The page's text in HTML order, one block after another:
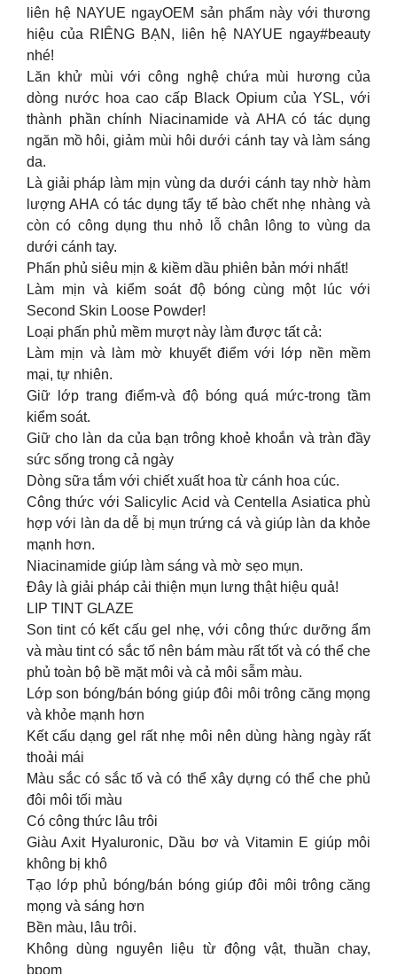
liên hệ NAYUE ngayOEM sản phẩm này với thương
hiệu của RIÊNG BẠN, liên hệ NAYUE ngay#beauty
nhé!
Lăn khử mùi với công nghệ chứa mùi hương của
dòng nước hoa cao cấp Black Opium của YSL, với
thành phần chính Niacinamide và AHA có tác dụng
ngăn mồ hôi, giảm mùi hôi dưới cánh tay và làm sáng
da.
Là giải pháp làm mịn vùng da dưới cánh tay nhờ hàm
lượng AHA có tác dụng tẩy tế bào chết nhẹ nhàng và
còn có công dụng thu nhỏ lỗ chân lông to vùng da
dưới cánh tay.
Phấn phủ siêu mịn & kiềm dầu phiên bản mới nhất!
Làm mịn và kiểm soát độ bóng cùng một lúc với
Second Skin Loose Powder!
Loại phấn phủ mềm mượt này làm được tất cả:
Làm mịn và làm mờ khuyết điểm với lớp nền mềm
mại, tự nhiên.
Giữ lớp trang điểm-và độ bóng quá mức-trong tầm
kiểm soát.
Giữ cho làn da của bạn trông khoẻ khoắn và tràn đầy
sức sống trong cả ngày
Dòng sữa tắm với chiết xuất hoa từ cánh hoa cúc.
Công thức với Salicylic Acid và Centella Asiatica phù
hợp với làn da dễ bị mụn trứng cá và giúp làn da khỏe
mạnh hơn.
Niacinamide giúp làm sáng và mờ sẹo mụn.
Đây là giải pháp cải thiện mụn lưng thật hiệu quả!
LIP TINT GLAZE
Son tint có kết cấu gel nhẹ, với công thức dưỡng ẩm
và màu tint có sắc tố nên bám màu rất tốt và có thể che
phủ toàn bộ bề mặt môi và cả môi sẫm màu.
Lớp son bóng/bán bóng giúp đôi môi trông căng mọng
và khỏe mạnh hơn
Kết cấu dạng gel rất nhẹ môi nên dùng hàng ngày rất
thoải mái
Màu sắc có sắc tố và có thể xây dựng có thể che phủ
đôi môi tối màu
Có công thức lâu trôi
Giàu Axit Hyaluronic, Dầu bơ và Vitamin E giúp môi
không bị khô
Tạo lớp phủ bóng/bán bóng giúp đôi môi trông căng
mọng và sáng hơn
Bền màu, lâu trôi.
Không dùng nguyên liệu từ động vật, thuần chay,
bpom